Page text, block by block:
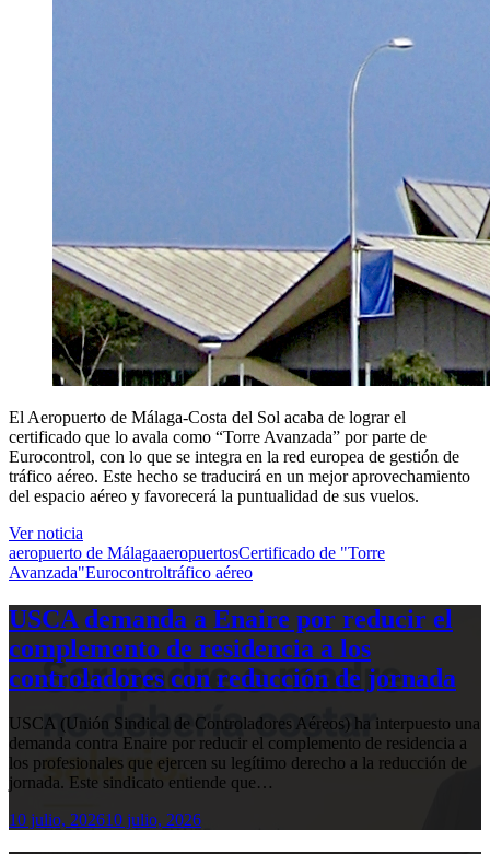
El Aeropuerto de Málaga-Costa del Sol acaba de lograr el
certificado que lo avala como “Torre Avanzada” por parte de
Eurocontrol, con lo que se integra en la red europea de gestión de
tráfico aéreo. Este hecho se traducirá en un mejor aprovechamiento
del espacio aéreo y favorecerá la puntualidad de sus vuelos.
Ver noticia
aeropuerto de MálagaaeropuertosCertificado de "Torre
Avanzada"Eurocontroltráfico aéreo
USCA demanda a Enaire por reducir el
complemento de residencia a los
controladores con reducción de jornada
USCA (Unión Sindical de Controladores Aéreos) ha interpuesto una
demanda contra Enaire por reducir el complemento de residencia a
los profesionales que ejercen su legítimo derecho a la reducción de
jornada. Este sindicato entiende que…
10 julio, 202610 julio, 2026